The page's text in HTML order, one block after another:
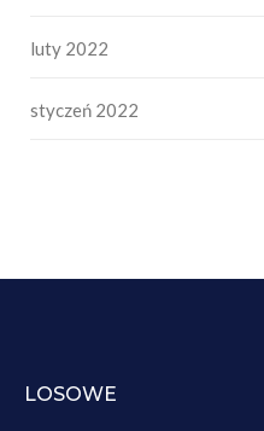
luty 2022
styczeń 2022
LOSOWE